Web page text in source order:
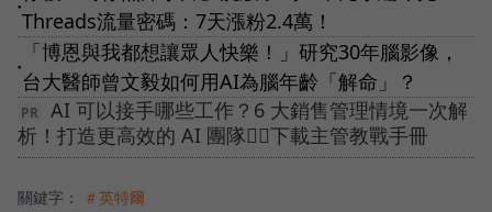
●
Threads流量密碼：7天漲粉2.4萬！
●
「博恩與我都想讓眾人快樂！」研究30年腦影像，
台大醫師曾文毅如何用AI為腦年齡「解命」？
AI 可以接手哪些工作？6 大銷售管理情境一次解
析！打造更高效的 AI 團隊👉🏻下載主管教戰手冊
關鍵字： ＃英特爾